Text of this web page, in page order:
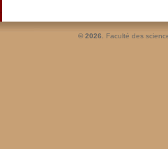
© 2026. Faculté des